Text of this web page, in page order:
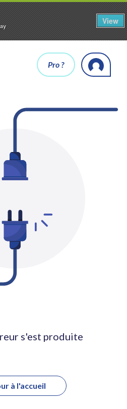
View
Pro ?
s'est produite
à l'accueil